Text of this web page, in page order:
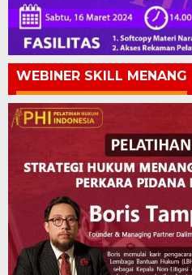
WEBINER SKILL MENANG